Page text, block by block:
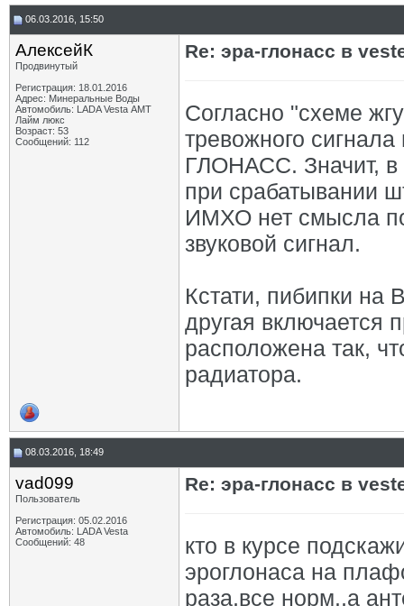
06.03.2016, 15:50
АлексейК
Продвинутый
Регистрация: 18.01.2016
Адрес: Минеральные Воды
Автомобиль: LADA Vesta АМТ
Лайм люкс
Возраст: 53
Сообщений: 112
Re: эра-глонасс в
Согласно "схеме
тревожного
ГЛОНАСС. Значит, в
при срабатывании
ИМХО нет смысла
звуковой сигнал.
Кстати, пибипки на
другая включается
расположена так,
радиатора.
08.03.2016, 18:49
vad099
Пользователь
Регистрация: 05.02.2016
Автомобиль: LADA Vesta
Сообщений: 48
Re: эра-глонасс в
кто в курсе
эроглонаса на
раза,все норм.,а